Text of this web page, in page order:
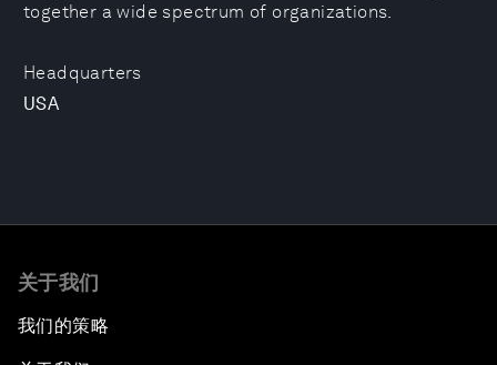
Headquarters
USA
together a wide spectrum of organizations.
关于我们
我们的策略